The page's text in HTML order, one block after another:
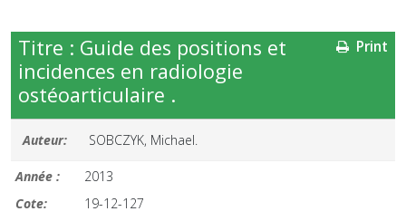
Print
Titre : Guide des positions et
incidences en radiologie
ostéoarticulaire .
Auteur: SOBCZYK, Michael.
Année :
2013
Cote:
19-12-127